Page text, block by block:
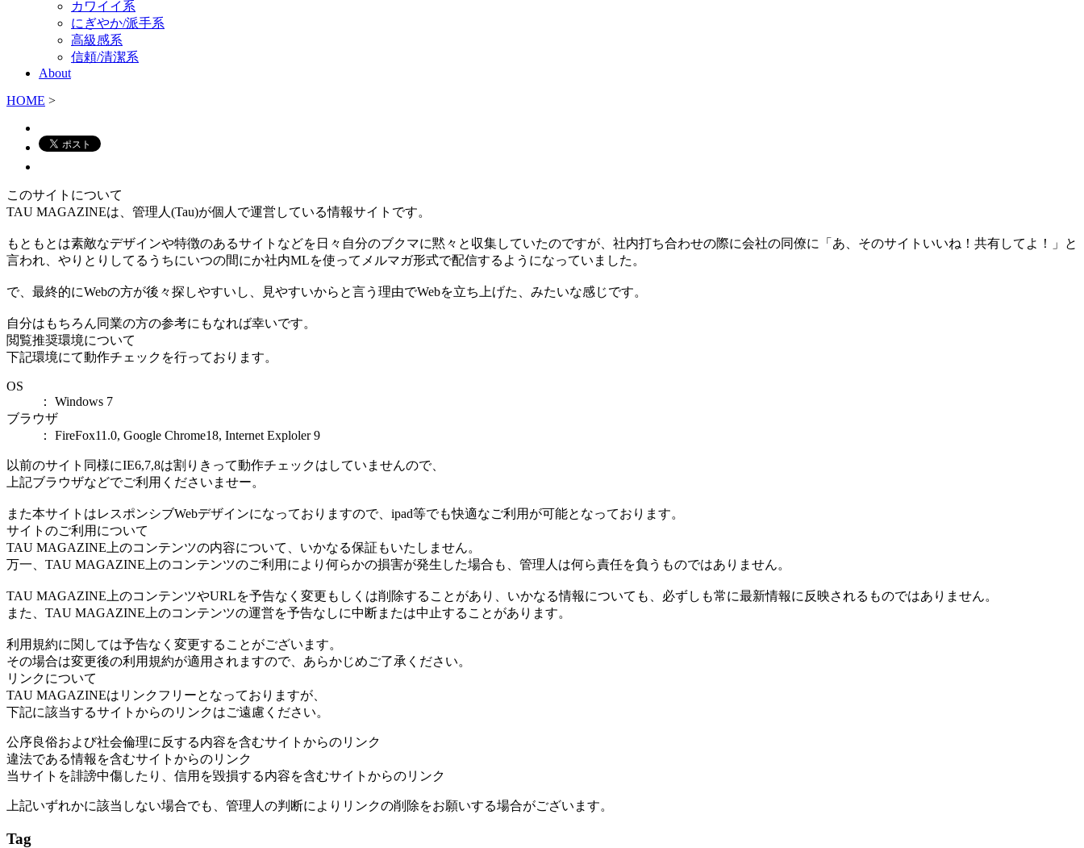
カワイイ系
にぎやか/派手系
高級感系
信頼/清潔系
About
HOME >
このサイトについて
TAU MAGAZINEは、管理人(Tau)が個人で運営している情報サイトです。
もともとは素敵なデザインや特徴のあるサイトなどを日々自分のブクマに黙々と収集していたのですが、社内打ち合わせの際に会社の同僚に「あ、そのサイトいいね！共有してよ！」と
言われ、やりとりしてるうちにいつの間にか社内MLを使ってメルマガ形式で配信するようになっていました。
で、最終的にWebの方が後々探しやすいし、見やすいからと言う理由でWebを立ち上げた、みたいな感じです。
自分はもちろん同業の方の参考にもなれば幸いです。
閲覧推奨環境について
下記環境にて動作チェックを行っております。
OS
： Windows 7
ブラウザ
： FireFox11.0, Google Chrome18, Internet Exploler 9
以前のサイト同様にIE6,7,8は割りきって動作チェックはしていませんので、
上記ブラウザなどでご利用くださいませー。
また本サイトはレスポンシブWebデザインになっておりますので、ipad等でも快適なご利用が可能となっております。
サイトのご利用について
TAU MAGAZINE上のコンテンツの内容について、いかなる保証もいたしません。
万一、TAU MAGAZINE上のコンテンツのご利用により何らかの損害が発生した場合も、管理人は何ら責任を負うものではありません。
TAU MAGAZINE上のコンテンツやURLを予告なく変更もしくは削除することがあり、いかなる情報についても、必ずしも常に最新情報に反映されるものではありません。
また、TAU MAGAZINE上のコンテンツの運営を予告なしに中断または中止することがあります。
利用規約に関しては予告なく変更することがございます。
その場合は変更後の利用規約が適用されますので、あらかじめご了承ください。
リンクについて
TAU MAGAZINEはリンクフリーとなっておりますが、
下記に該当するサイトからのリンクはご遠慮ください。
公序良俗および社会倫理に反する内容を含むサイトからのリンク
違法である情報を含むサイトからのリンク
当サイトを誹謗中傷したり、信用を毀損する内容を含むサイトからのリンク
上記いずれかに該当しない場合でも、管理人の判断によりリンクの削除をお願いする場合がございます。
Tag